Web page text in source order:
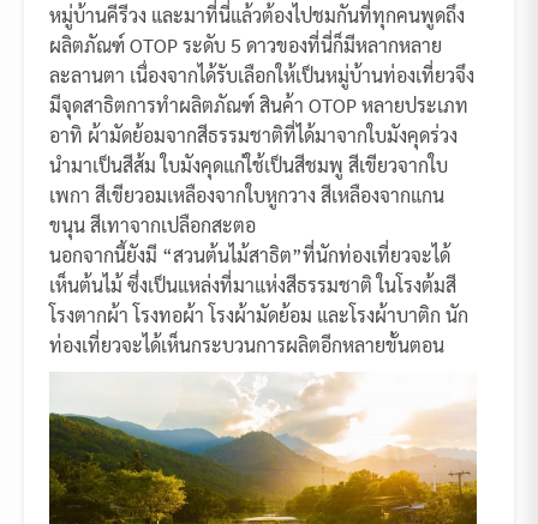
หมู่บ้านคีรีวง และมาที่นี่แล้วต้องไปชมกันที่ทุกคนพูดถึง
ผลิตภัณฑ์ OTOP ระดับ 5 ดาวของที่นี่ก็มีหลากหลาย
ละลานตา เนื่องจากได้รับเลือกให้เป็นหมู่บ้านท่องเที่ยวจึง
มีจุดสาธิตการทำผลิตภัณฑ์ สินค้า OTOP หลายประเภท
อาทิ ผ้ามัดย้อมจากสีธรรมชาติที่ได้มาจากใบมังคุดร่วง
นำมาเป็นสีส้ม ใบมังคุดแก่ใช้เป็นสีชมพู สีเขียวจากใบ
เพกา สีเขียวอมเหลืองจากใบหูกวาง สีเหลืองจากแกน
ขนุน สีเทาจากเปลือกสะตอ
นอกจากนี้ยังมี “สวนต้นไม้สาธิต”ที่นักท่องเที่ยวจะได้
เห็นต้นไม้ ซึ่งเป็นแหล่งที่มาแห่งสีธรรมชาติ ในโรงต้มสี
โรงตากผ้า โรงทอผ้า โรงผ้ามัดย้อม และโรงผ้าบาติก นัก
ท่องเที่ยวจะได้เห็นกระบวนการผลิตอีกหลายขั้นตอน